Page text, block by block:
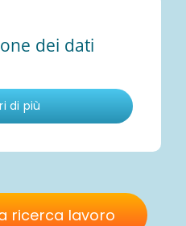
dei dati
di più
ricerca lavoro